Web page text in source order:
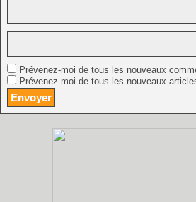
Prévenez-moi de tous les nouveaux
Prévenez-moi de tous les nouveaux